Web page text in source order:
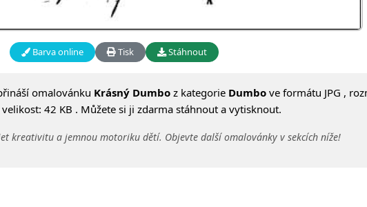
Barva online Tisk Stáhnout
omalovánku Krásný Dumbo z kategorie Dumbo ve formátu JPG ,
42 KB . Můžete si ji zdarma stáhnout a vytisknout.
kreativitu a jemnou motoriku dětí. Objevte další omalovánky v sekcích níže!